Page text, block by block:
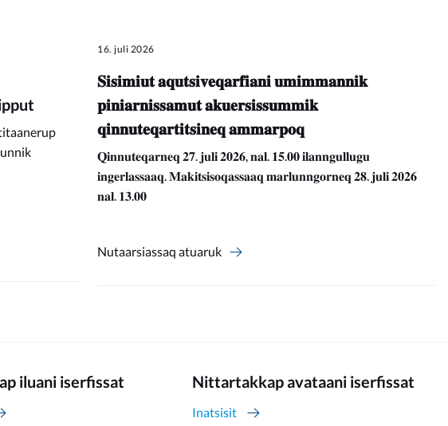
16. juli 2026
𝐒𝐢𝐬𝐢𝐦𝐢𝐮𝐭 𝐚𝐪𝐮𝐭𝐬𝐢𝐯𝐞𝐪𝐚𝐫𝐟𝐢𝐚𝐧𝐢 𝐮𝐦𝐢𝐦𝐦𝐚𝐧𝐧𝐢𝐤
𝐩𝐢𝐧𝐢𝐚𝐫𝐧𝐢𝐬𝐬𝐚𝐦𝐮𝐭 𝐚𝐤𝐮𝐞𝐫𝐬𝐢𝐬𝐬𝐮𝐦𝐦𝐢𝐤
𝐪𝐢𝐧𝐧𝐮𝐭𝐞𝐪𝐚𝐫𝐭𝐢𝐭𝐬𝐢𝐧𝐞𝐪 𝐚𝐦𝐦𝐚𝐫𝐩𝐨𝐪
𝐐𝐢𝐧𝐧𝐮𝐭𝐞𝐪𝐚𝐫𝐧𝐞𝐪 𝟐𝟕. 𝐣𝐮𝐥𝐢 𝟐𝟎𝟐𝟔, 𝐧𝐚𝐥. 𝟏𝟓.𝟎𝟎 𝐢𝐥𝐚𝐧𝐧𝐠𝐮𝐥𝐥𝐮𝐠𝐮
𝐢𝐧𝐠𝐞𝐫𝐥𝐚𝐬𝐬𝐚𝐚𝐪. 𝐌𝐚𝐤𝐢𝐭𝐬𝐢𝐬𝐨𝐪𝐚𝐬𝐬𝐚𝐚𝐪 𝐦𝐚𝐫𝐥𝐮𝐧𝐧𝐠𝐨𝐫𝐧𝐞𝐪 𝟐𝟖. 𝐣𝐮𝐥𝐢 𝟐𝟎𝟐𝟔
𝐧𝐚𝐥. 𝟏𝟑.𝟎𝟎
Nutaarsiassaq atuaruk
iluani iserfissat Nittartakkap avataani iserfissat
Inatsisit